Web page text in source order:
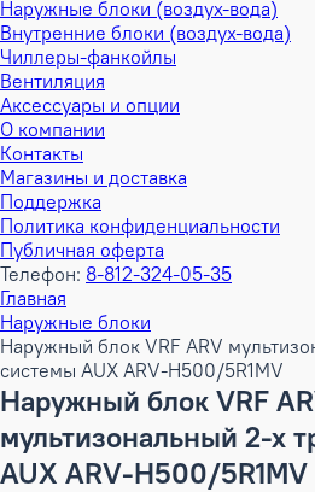
Наружные блоки (воздух-вода)
Внутренние блоки (воздух-вода)
Чиллеры-фанкойлы
Вентиляция
Аксессуары и опции
О компании
Контакты
Магазины и доставка
Поддержка
Политика конфиденциальности
Публичная оферта
Телефон: 8-812-324-05-35
Главная
Наружные блоки
Наружный блок VRF ARV
системы AUX ARV-H500/5R1MV
Наружный блок VRF
мультизональный 2-х
AUX ARV-H500/5R1MV